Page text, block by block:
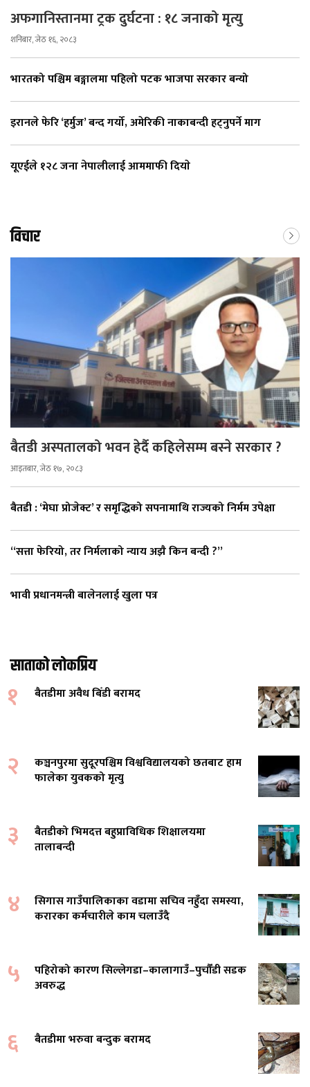
अफगानिस्तानमा ट्रक दुर्घटना : १८ जनाको मृत्यु
शनिबार, जेठ १६, २०८३
भारतको पश्चिम बङ्गालमा पहिलो पटक भाजपा सरकार बन्यो
इरानले फेरि ‘हर्मुज’ बन्द गर्यो, अमेरिकी नाकाबन्दी हट्नुपर्ने माग
यूएईले १२८ जना नेपालीलाई आममाफी दियाे
विचार
बैतडी अस्पतालको भवन हेर्दै कहिलेसम्म बस्ने सरकार ?
आइतबार, जेठ १७, २०८३
बैतडी : ‘मेघा प्रोजेक्ट’ र समृद्धिको सपनामाथि राज्यको निर्मम उपेक्षा
“सत्ता फेरियो, तर निर्मलाको न्याय अझै किन बन्दी ?”
भावी प्रधानमन्त्री बालेनलाई खुला पत्र
साताको लोकप्रिय
१ बैतडीमा अवैध बिँडी बरामद
२
कञ्चनपुरमा सुदूरपश्चिम विश्वविद्यालयको छतबाट हाम
फालेका युवकको मृत्यु
३
बैतडीको भिमदत्त बहुप्राविधिक शिक्षालयमा
तालाबन्दी
४
सिगास गाउँपालिकाका वडामा सचिव नहुँदा समस्या,
करारका कर्मचारीले काम चलाउँदै
५
पहिरोको कारण सिल्लेगडा–कालागाउँ–पुर्चौंडी सडक
अवरुद्ध
६ बैतडीमा भरुवा बन्दुक बरामद